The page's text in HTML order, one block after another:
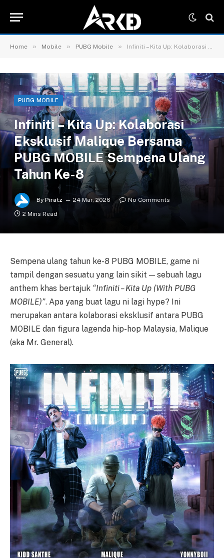
Home » Mobile » PUBG Mobile » Infiniti – Kita Up: Kolaborasi Eksklusif Malique Bersama PUBG MOBILE Sempena Ulang Tahun Ke-8
PUBG MOBILE
Infiniti – Kita Up: Kolaborasi
Eksklusif Malique Bersama
PUBG MOBILE Sempena Ulang
Tahun Ke-8
By Piratz 24 Mar, 2026
No Comments
2 Mins Read
Sempena ulang tahun ke-8 PUBG MOBILE, game ni
tampil dengan sesuatu yang lain sikit — sebuah lagu
anthem khas bertajuk “Infiniti – Kita Up (With PUBG
MOBILE)”. Apa yang buat lagu ni lagi hype? Ini
merupakan antara kolaborasi eksklusif antara PUBG
MOBILE dan figura lagenda hip-hop Malaysia, Malique
(aka Mr. General).